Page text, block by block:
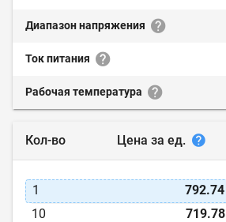
Диапазон напряжения
Ток питания
Рабочая температура
Кол-во Цена за ед.
1 792.74
10
719.78